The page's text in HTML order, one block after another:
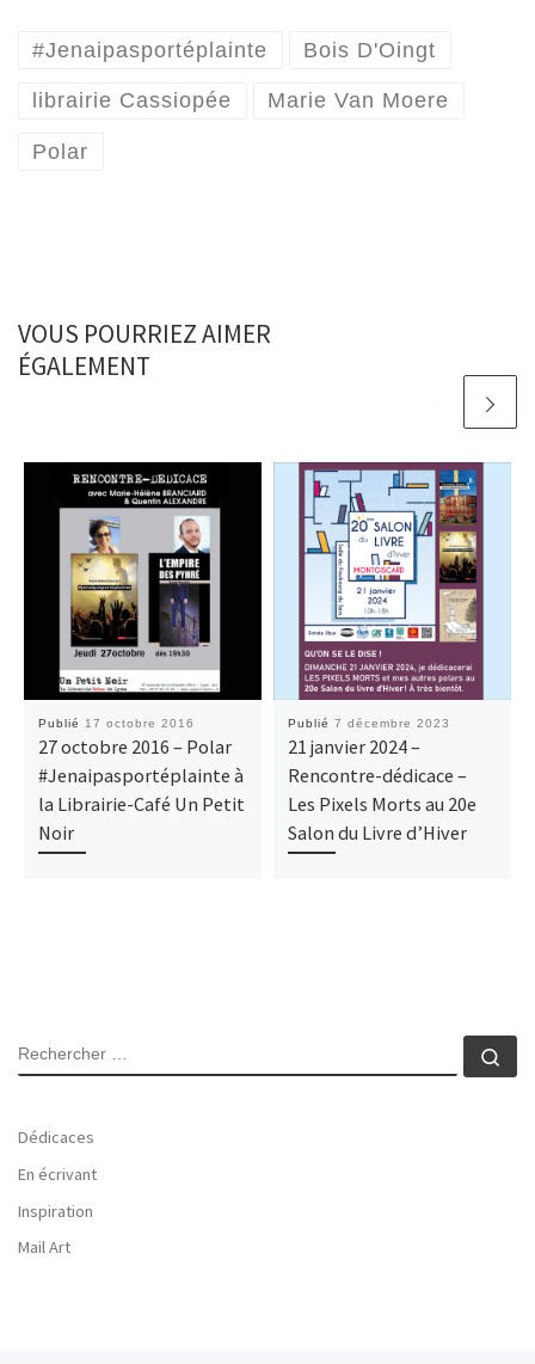
#Jenaipasportéplainte Bois D'Oingt
librairie Cassiopée Marie Van Moere
Polar
VOUS POURRIEZ AIMER
ÉGALEMENT
Publié 17 octobre 2016
27 octobre 2016 – Polar
#Jenaipasportéplainte à
la Librairie-Café Un Petit
Noir
Publié 7 décembre 2023
21 janvier 2024 –
Rencontre-dédicace –
Les Pixels Morts au 20e
Salon du Livre d’Hiver
SEARCH
Dédicaces
En écrivant
Inspiration
Mail Art